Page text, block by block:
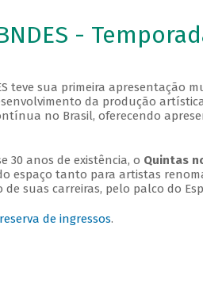
-
teve sua primeira apresentação
da produção
no Brasil, oferecendo
30 anos de existência, o Quintas
espaço tanto para artistas
de suas carreiras, pelo palco do
reserva de ingressos.